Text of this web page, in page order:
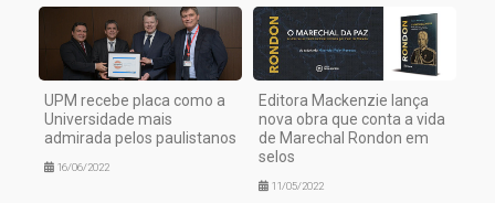
UPM recebe placa como a
Universidade mais
admirada pelos paulistanos
16/06/2022
Editora Mackenzie lança
nova obra que conta a vida
de Marechal Rondon em
selos
11/05/2022